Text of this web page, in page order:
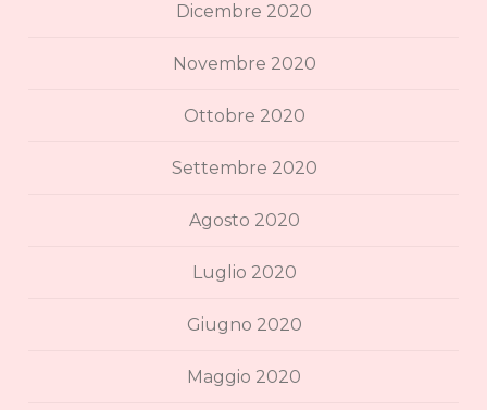
Dicembre 2020
Novembre 2020
Ottobre 2020
Settembre 2020
Agosto 2020
Luglio 2020
Giugno 2020
Maggio 2020